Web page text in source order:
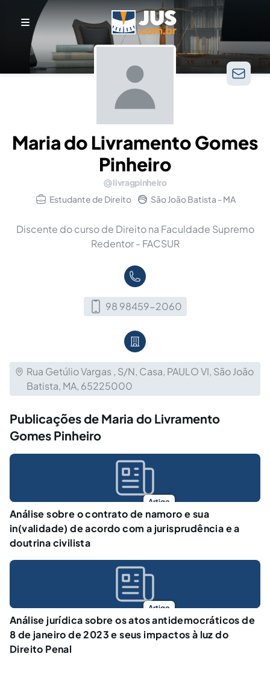
Maria do Livramento Gomes
Pinheiro
livragpinheiro
Estudante de Direito
São João Batista - MA
Discente do curso de Direito na Faculdade Supremo
Redentor - FACSUR
98 98459-2060
Rua Getúlio Vargas , S/N, Casa, PAULO VI, São João
Batista, MA, 65225000
Publicações de Maria do Livramento
Gomes Pinheiro
Artigo
Análise sobre o contrato de namoro e sua
in(validade) de acordo com a jurisprudência e a
doutrina civilista
Artigo
Análise jurídica sobre os atos antidemocráticos de
8 de janeiro de 2023 e seus impactos à luz do
Direito Penal